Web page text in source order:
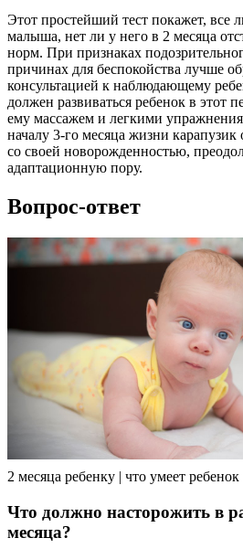
Этот простейший тест покажет, все
малыша, нет ли у него в 2 месяца
норм. При признаках
причинах для беспокойства лучше
консультацией к наблюдающему
должен развиваться ребенок в этот
ему массажем и легкими
началу 3-го месяца жизни карапузик
со своей новорожденностью,
адаптационную пору.
Вопрос-ответ
2 месяца ребенку | что умеет ребенок
Что должно насторожить в
месяца?